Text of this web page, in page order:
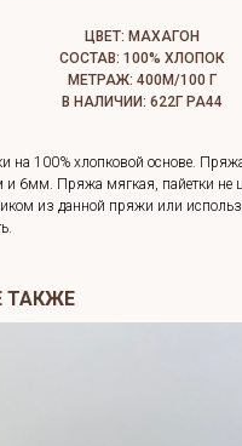
ЦВЕТ: МАХАГОН
СОСТАВ: 100% ХЛОПОК
МЕТРАЖ: 400М/100 Г
В НАЛИЧИИ: 622Г РА44
на 100% хлопковой основе.
и 6мм. Пряжа мягкая, пайетки не
из данной пряжи или
ТАКЖЕ